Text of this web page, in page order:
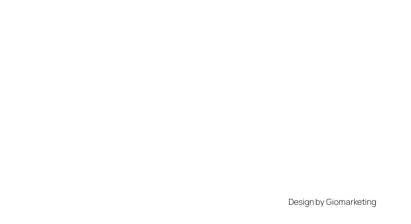
Design by Giomarketing